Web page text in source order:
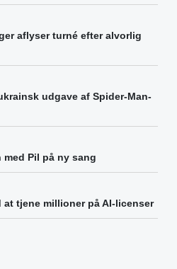
aflyser turné efter alvorlig
udgave af Spider-Man-
med Pil på ny sang
at tjene millioner på AI-licenser